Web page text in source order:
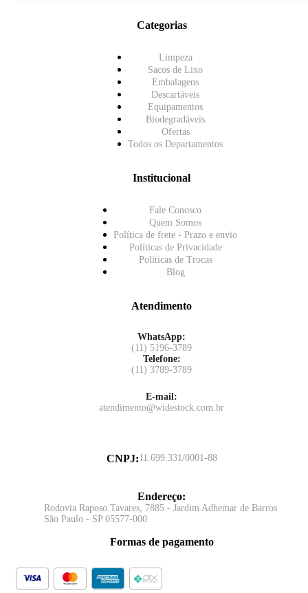
Categorias
Limpeza
Sacos de Lixo
Embalagens
Descartáveis
Equipamentos
Biodegradáveis
Ofertas
Todos os Departamentos
Institucional
Fale Conosco
Quem Somos
Política de frete - Prazo e envio
Políticas de Privacidade
Políticas de Trocas
Blog
Atendimento
WhatsApp:
(11) 5196-3789
Telefone:
(11) 3789-3789
E-mail:
atendimento@widestock.com.br
CNPJ:11.699.331/0001-88
Endereço:
Rodovia Raposo Tavares, 7885 - Jardim Adhemar de Barros
São Paulo - SP 05577-000
Formas de pagamento